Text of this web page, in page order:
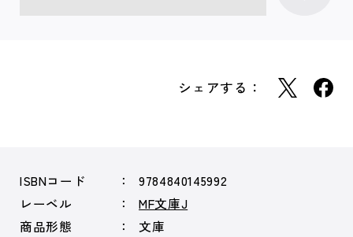
シェアする：
ISBNコード
9784840145992
レーベル
MF文庫J
商品形態
文庫